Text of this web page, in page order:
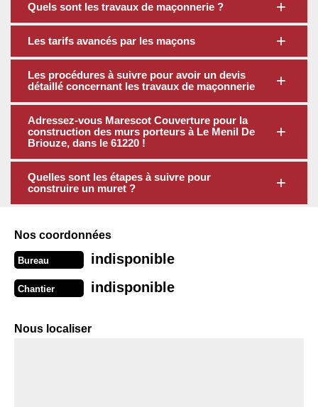
Quels sont les travaux de maçonnerie ?
Les tarifs avancés par les maçons
Les procédures à suivre pour avoir un devis
détaillé concernant les travaux de maçonnerie
Adressez-vous Marescot Couverture pour la
construction des murs porteurs à Le Menil De
Briouze, dans le 61220 !
Quelles sont les étapes à suivre pour
construire un muret ?
Nos coordonnées
Bureau indisponible
Chantier indisponible
Nous localiser